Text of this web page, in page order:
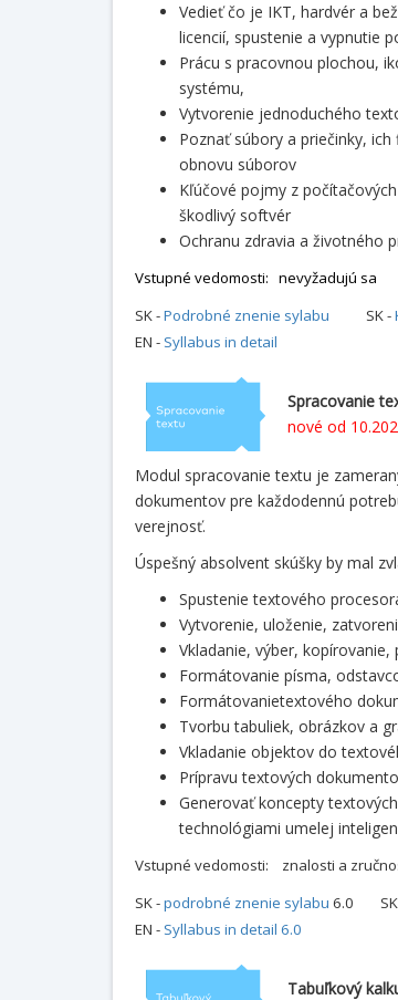
Vedieť čo je IKT, hardvér a
licencií, spustenie a vypnutie
Prácu s pracovnou plochou,
systému,
Vytvorenie jednoduchého
Poznať súbory a priečinky,
obnovu súborov
Kľúčové pojmy z
škodlivý softvér
Ochranu zdravia a životného
Vstupné vedomosti: nevyžadujú sa
SK -Podrobné znenie sylabu SK -
EN - Syllabus in detail
Spracovanie
nové od
Modul spracovanie textu je
dokumentov pre každodennú
verejnosť.
Úspešný absolvent skúšky by mal
Spustenie textového
Vytvorenie, uloženie,
Vkladanie, výber,
Formátovanie písma,
Formátovanietextového
Tvorbu tabuliek, obrázkov a
Vkladanie objektov do
Prípravu textových
Generovať koncepty
technológiami umelej
Vstupné vedomosti: znalosti a
SK -podrobné znenie sylabu 6.0
EN - Syllabus in detail 6.0
Tabuľkový